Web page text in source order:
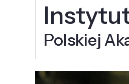
Polskiej